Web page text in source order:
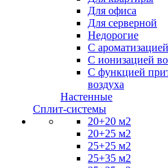
Для офиса
Для серверной
Недорогие
С
С ионизацией
С функцией
воздуха
Настенные
Сплит-системы
20+20 м2
20+25 м2
25+25 м2
25+35 м2